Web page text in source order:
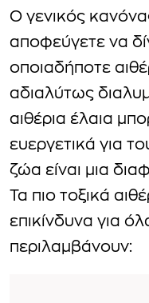
Ο γενικός
αποφεύγετε να
οποιαδήποτε
αδιαλύτως
αιθέρια έλαια
ευεργετικά για
ζώα είναι μια
Τα πιο τοξικά
επικίνδυνα για
περιλαμβάνουν: